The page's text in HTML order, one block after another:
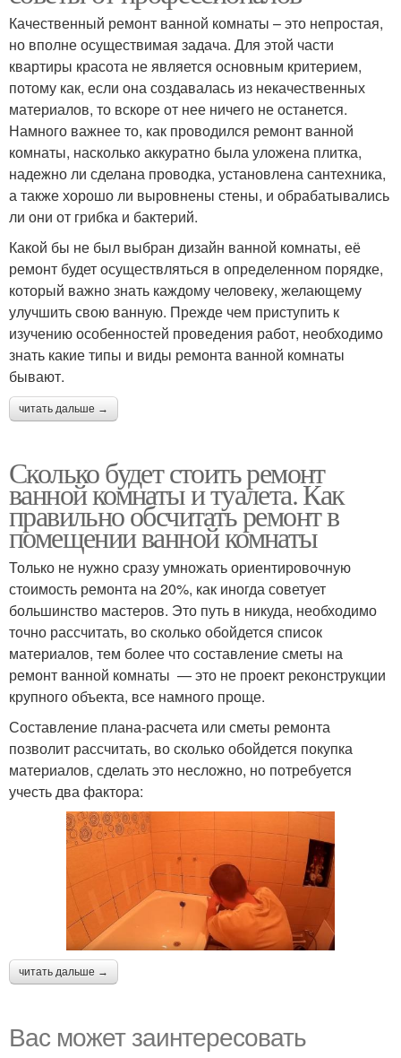
Качественный ремонт ванной комнаты – это непростая,
но вполне осуществимая задача. Для этой части
квартиры красота не является основным критерием,
потому как, если она создавалась из некачественных
материалов, то вскоре от нее ничего не останется.
Намного важнее то, как проводился ремонт ванной
комнаты, насколько аккуратно была уложена плитка,
надежно ли сделана проводка, установлена сантехника,
а также хорошо ли выровнены стены, и обрабатывались
ли они от грибка и бактерий.
Какой бы не был выбран дизайн ванной комнаты, её
ремонт будет осуществляться в определенном порядке,
который важно знать каждому человеку, желающему
улучшить свою ванную. Прежде чем приступить к
изучению особенностей проведения работ, необходимо
знать какие типы и виды ремонта ванной комнаты
бывают.
читать дальше →
Сколько будет стоить ремонт
ванной комнаты и туалета. Как
правильно обсчитать ремонт в
помещении ванной комнаты
Только не нужно сразу умножать ориентировочную
стоимость ремонта на 20%, как иногда советует
большинство мастеров. Это путь в никуда, необходимо
точно рассчитать, во сколько обойдется список
материалов, тем более что составление сметы на
ремонт ванной комнаты — это не проект реконструкции
крупного объекта, все намного проще.
Составление плана-расчета или сметы ремонта
позволит рассчитать, во сколько обойдется покупка
материалов, сделать это несложно, но потребуется
учесть два фактора:
читать дальше →
Вас может заинтересовать